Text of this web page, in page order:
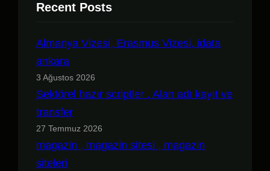
Recent Posts
Almanya Vizesi, Erasmus Vizesi, idata
ankara
3 Ağustos 2026
Sektörel hazır scriptler , Alan adı kayıt ve
transfer
27 Temmuz 2026
magazin , magazin sitesi , magazin
siteleri